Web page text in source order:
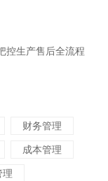
控生产售后全流程
财务管理
成本管理
理